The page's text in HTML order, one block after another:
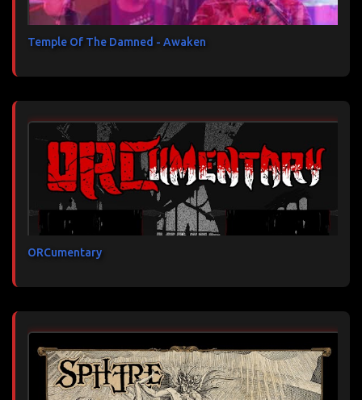
Temple Of The Damned - Awaken
ORCumentary